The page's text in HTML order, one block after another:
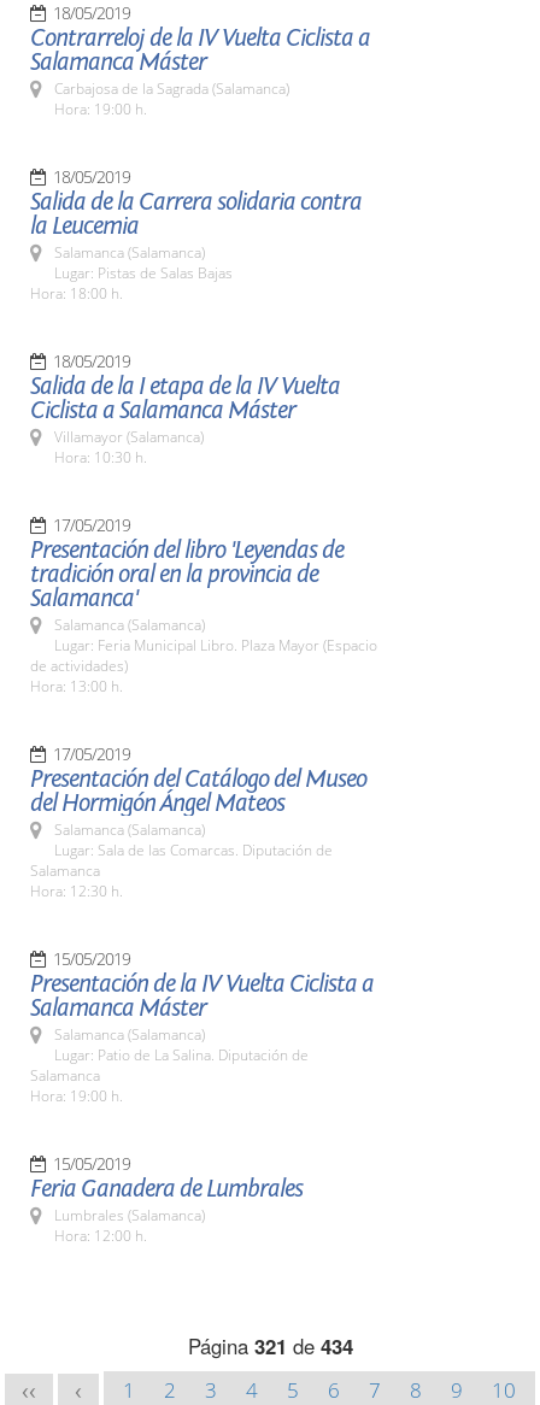
18/05/2019
Contrarreloj de la IV Vuelta Ciclista a
Salamanca Máster
Carbajosa de la Sagrada (Salamanca)
Hora: 19:00 h.
18/05/2019
Salida de la Carrera solidaria contra
la Leucemia
Salamanca (Salamanca)
Lugar: Pistas de Salas Bajas
Hora: 18:00 h.
18/05/2019
Salida de la I etapa de la IV Vuelta
Ciclista a Salamanca Máster
Villamayor (Salamanca)
Hora: 10:30 h.
17/05/2019
Presentación del libro 'Leyendas de
tradición oral en la provincia de
Salamanca'
Salamanca (Salamanca)
Lugar: Feria Municipal Libro. Plaza Mayor (Espacio
de actividades)
Hora: 13:00 h.
17/05/2019
Presentación del Catálogo del Museo
del Hormigón Ángel Mateos
Salamanca (Salamanca)
Lugar: Sala de las Comarcas. Diputación de
Salamanca
Hora: 12:30 h.
15/05/2019
Presentación de la IV Vuelta Ciclista a
Salamanca Máster
Salamanca (Salamanca)
Lugar: Patio de La Salina. Diputación de
Salamanca
Hora: 19:00 h.
15/05/2019
Feria Ganadera de Lumbrales
Lumbrales (Salamanca)
Hora: 12:00 h.
Página 321 de 434
<< < 1 2 3 4 5 6 7 8 9
10